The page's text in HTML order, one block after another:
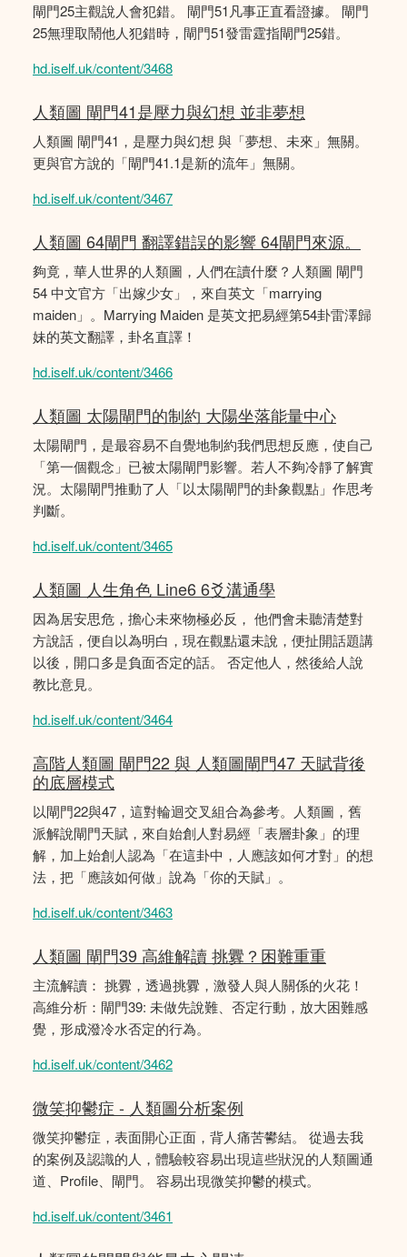
閘門25主觀說人會犯錯。 閘門51凡事正直看證據。 閘門
25無理取鬧他人犯錯時，閘門51發雷霆指閘門25錯。
hd.iself.uk/content/3468
人類圖 閘門41是壓力與幻想 並非夢想
人類圖 閘門41，是壓力與幻想 與「夢想、未來」無關。
更與官方說的「閘門41.1是新的流年」無關。
hd.iself.uk/content/3467
人類圖 64閘門 翻譯錯誤的影響 64閘門來源。
夠竟，華人世界的人類圖，人們在讀什麼？人類圖 閘門
54 中文官方「出嫁少女」，來自英文「marrying
maiden」。Marrying Maiden 是英文把易經第54卦雷澤歸
妹的英文翻譯，卦名直譯！
hd.iself.uk/content/3466
人類圖 太陽閘門的制約 大陽坐落能量中心
太陽閘門，是最容易不自覺地制約我們思想反應，使自己
「第一個觀念」已被太陽閘門影響。若人不夠冷靜了解實
況。太陽閘門推動了人「以太陽閘門的卦象觀點」作思考
判斷。
hd.iself.uk/content/3465
人類圖 人生角色 Line6 6爻溝通學
因為居安思危，擔心未來物極必反， 他們會未聽清楚對
方說話，便自以為明白，現在觀點還未說，便扯開話題講
以後，開口多是負面否定的話。 否定他人，然後給人說
教比意見。
hd.iself.uk/content/3464
高階人類圖 閘門22 與 人類圖閘門47 天賦背後
的底層模式
以閘門22與47，這對輪迴交叉組合為參考。人類圖，舊
派解說閘門天賦，來自始創人對易經「表層卦象」的理
解，加上始創人認為「在這卦中，人應該如何才對」的想
法，把「應該如何做」說為「你的天賦」。
hd.iself.uk/content/3463
人類圖 閘門39 高維解讀 挑釁？困難重重
主流解讀： 挑釁，透過挑釁，激發人與人關係的火花！
高維分析：閘門39: 未做先說難、否定行動，放大困難感
覺，形成潑冷水否定的行為。
hd.iself.uk/content/3462
微笑抑鬱症 - 人類圖分析案例
微笑抑鬱症，表面開心正面，背人痛苦鬰結。 從過去我
的案例及認識的人，體驗較容易出現這些狀況的人類圖通
道、Profile、閘門。 容易出現微笑抑鬱的模式。
hd.iself.uk/content/3461